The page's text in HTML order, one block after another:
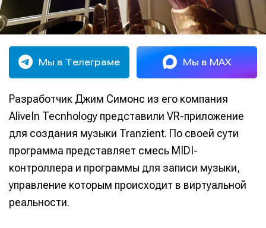
Мы в Телеграме Мы в MAX
Разработчик Джим Симонс из его компания
AliveIn Tecnhology представили VR-приложение
для создания музыки Tranzient. По своей сути
программа представляет смесь MIDI-
контроллера и программы для записи музыки,
управление которым происходит в виртуальной
реальности.